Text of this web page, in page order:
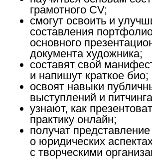
грамотного CV;
смогут освоить и
составления
основного
документа художника;
составят свой
и напишут краткое био;
освоят навыки
выступлений и
узнают, как
практику онлайн;
получат представление
о юридических
с творческими